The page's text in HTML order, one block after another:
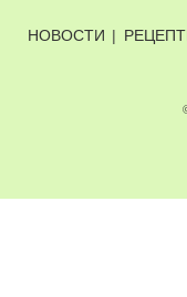
НОВОСТИ |